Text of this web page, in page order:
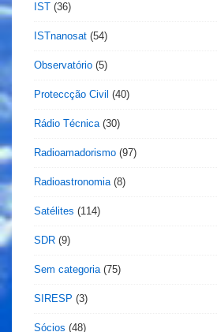
IST (36)
ISTnanosat (54)
Observatório (5)
Proteccção Civil (40)
Rádio Técnica(30)
Radioamadorismo (97)
Radioastronomia(8)
Satélites (114)
SDR (9)
Sem categoria(75)
SIRESP (3)
Sócios (48)